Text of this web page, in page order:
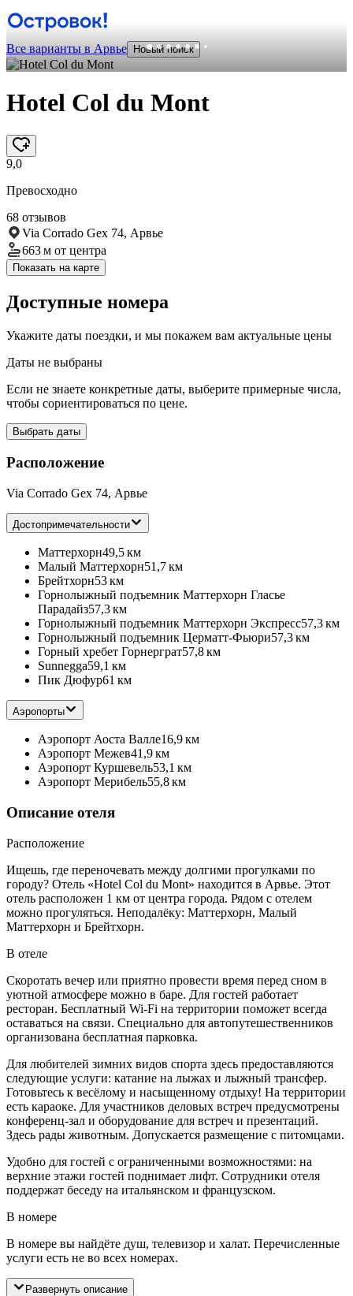
Все варианты в Арвье Новый поиск
Hotel Col du Mont
9,0
Превосходно
68 отзывов
Via Corrado Gex 74, Арвье
663 м от центра
Показать на карте
Доступные номера
Укажите даты поездки, и мы покажем вам актуальные цены
Даты не выбраны
Если не знаете конкретные даты, выберите примерные числа,
чтобы сориентироваться по цене.
Выбрать даты
Расположение
Via Corrado Gex 74, Арвье
Достопримечательности
Маттерхорн49,5 км
Малый Маттерхорн51,7 км
Брейтхорн53 км
Горнолыжный подъемник Маттерхорн Гласье
Парадайз57,3 км
Горнолыжный подъемник Маттерхорн Экспресс57,3 км
Горнолыжный подъемник Церматт-Фьюри57,3 км
Горный хребет Горнерграт57,8 км
Sunnegga59,1 км
Пик Дюфур61 км
Аэропорты
Аэропорт Аоста Валле16,9 км
Аэропорт Межев41,9 км
Аэропорт Куршевель53,1 км
Аэропорт Мерибель55,8 км
Описание отеля
Расположение
Ищешь, где переночевать между долгими прогулками по
городу? Отель «Hotel Col du Mont» находится в Арвье. Этот
отель расположен 1 км от центра города. Рядом с отелем
можно прогуляться. Неподалёку: Маттерхорн, Малый
Маттерхорн и Брейтхорн.
В отеле
Скоротать вечер или приятно провести время перед сном в
уютной атмосфере можно в баре. Для гостей работает
ресторан. Бесплатный Wi-Fi на территории поможет всегда
оставаться на связи. Специально для автопутешественников
организована бесплатная парковка.
Для любителей зимних видов спорта здесь предоставляются
следующие услуги: катание на лыжах и лыжный трансфер.
Готовьтесь к весёлому и насыщенному отдыху! На территории
есть караоке. Для участников деловых встреч предусмотрены
конференц-зал и оборудование для встреч и презентаций.
Здесь рады животным. Допускается размещение с питомцами.
Удобно для гостей с ограниченными возможностями: на
верхние этажи гостей поднимает лифт. Сотрудники отеля
поддержат беседу на итальянском и французском.
В номере
В номере вы найдёте душ, телевизор и халат. Перечисленные
услуги есть не во всех номерах.
Развернуть описание